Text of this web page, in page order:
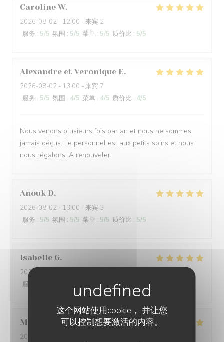
这个网站使用cookie， 并让您
可以控制想要激活的内容。
Caroline W
2026-08-02 - 12:00 - 来宾 2
服务 : 5/5 氛围 : 5/5 菜单 : 5/5 质价比 : 5/5
Alexandre et Veronique E
2026-08-02 - 13:00 - 来宾 7
服务 : 5/5 氛围 : 4/5 菜单 : 4/5 质价比 : 4/5
Nous venons plusieurs fois par an et nous ne sommes
jamais déçus. Le personnel est aux petits soins et nous
nous régalons. A renouveler
Anouk D
2026-08-02 - 13:00 - 来宾 3
服务 : 5/5 氛围 : 5/5 菜单 : 5/5 质价比 : 5/5
Isabelle G
2026-08-01
服务
4 质价比
Mathéo
2026-07-31